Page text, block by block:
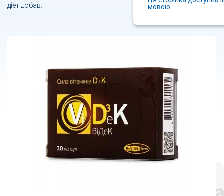
мовою
діет.добав.